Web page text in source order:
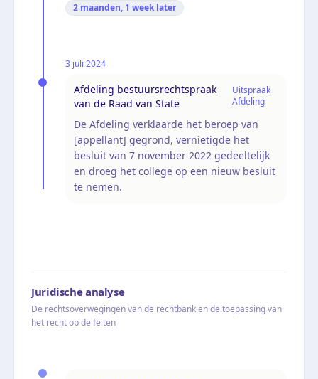
2 maanden, 1 week later
3 juli 2024
Afdeling bestuursrechtspraak
van de Raad van State
Uitspraak
Afdeling
De Afdeling verklaarde het beroep van
[appellant] gegrond, vernietigde het
besluit van 7 november 2022 gedeeltelijk
en droeg het college op een nieuw besluit
te nemen.
Juridische analyse
De rechtsoverwegingen van de rechtbank en de toepassing van
het recht op de feiten